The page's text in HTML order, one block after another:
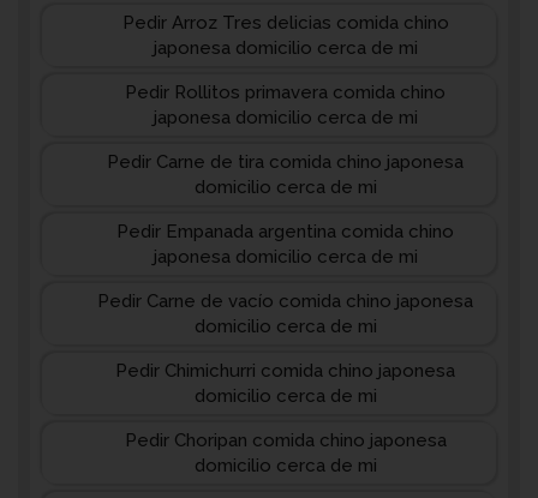
Pedir Arroz Tres delicias comida chino
japonesa domicilio cerca de mi
Pedir Rollitos primavera comida chino
japonesa domicilio cerca de mi
Pedir Carne de tira comida chino japonesa
domicilio cerca de mi
Pedir Empanada argentina comida chino
japonesa domicilio cerca de mi
Pedir Carne de vacío comida chino japonesa
domicilio cerca de mi
Pedir Chimichurri comida chino japonesa
domicilio cerca de mi
Pedir Choripan comida chino japonesa
domicilio cerca de mi